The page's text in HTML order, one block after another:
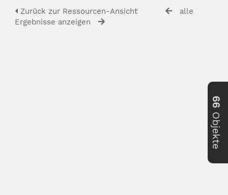
Zurück zur Ressourcen-Ansicht
alle
Ergebnisse anzeigen
66
Objekte